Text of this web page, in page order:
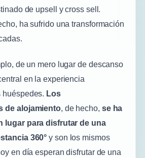
de upsell y cross sell.
ha sufrido una transformación
de un mero lugar de descanso
en la experiencia
Los
de alojamiento, de hecho, se ha
lugar para disfrutar de una
360° y son los mismos
en día esperan disfrutar de una